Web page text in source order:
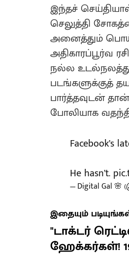
​இந்தச்
செலுத்தி
அனைத்தும்
அதிகாரப்பூர்வ
நல்ல
படங்களுக்குத்
பார்த்தவுடன்
போலியாக
Facebook’s
He hasn’t.
— Digital Gal 🌸
இதையும்
"டாக்டர்
ஹேக்கர்கள்!